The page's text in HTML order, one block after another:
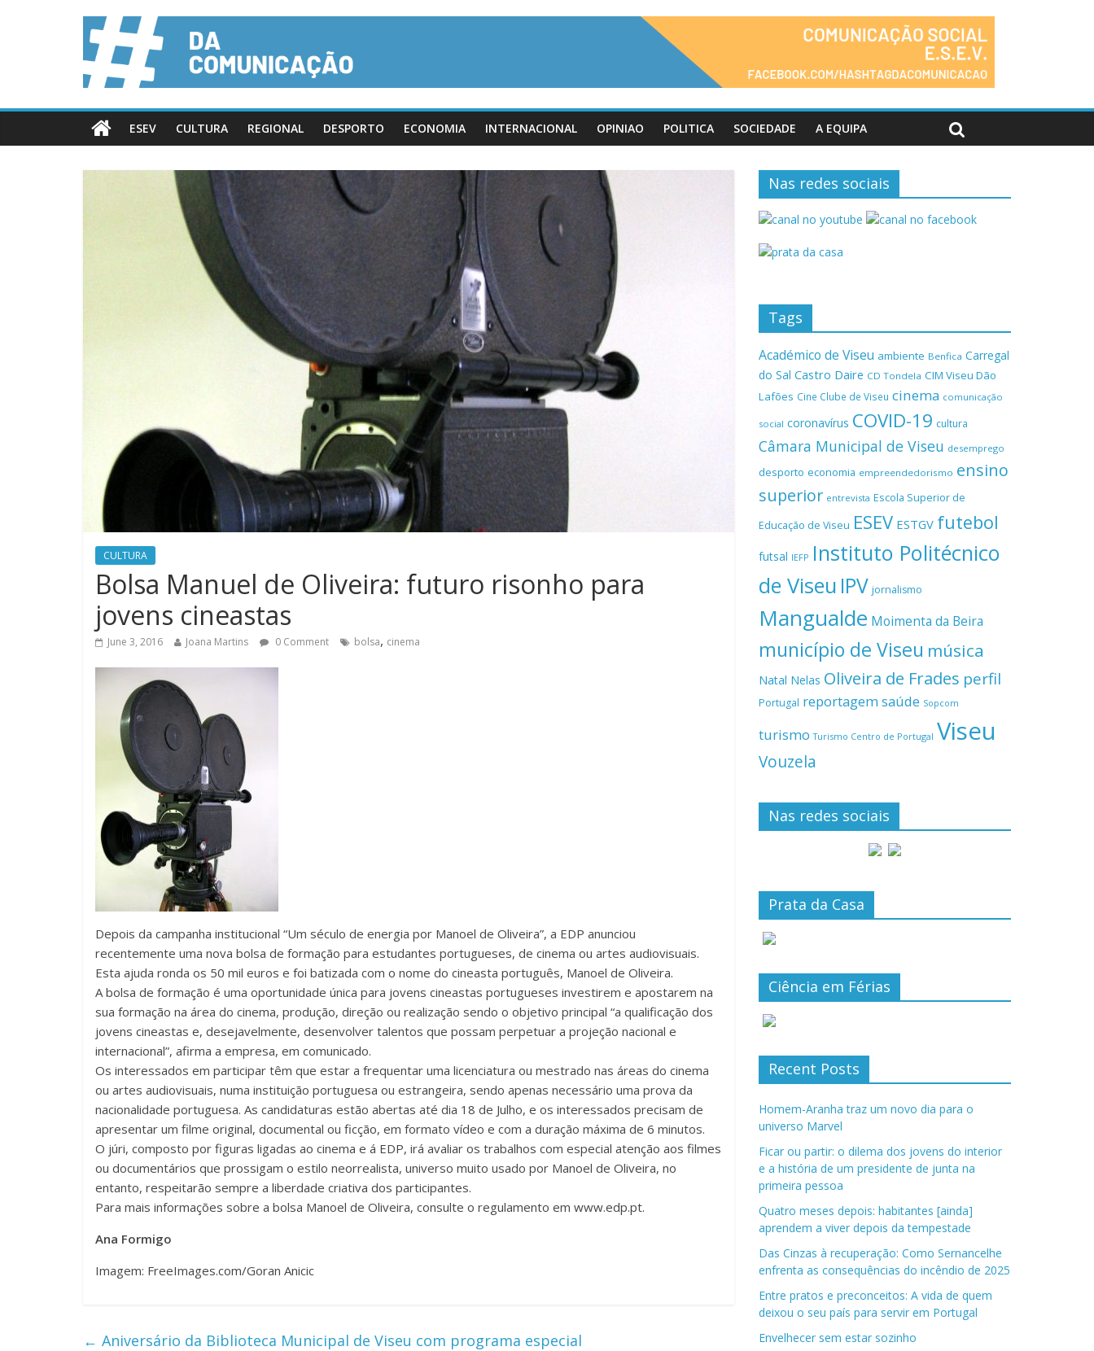
ESEV CULTURA REGIONAL DESPORTO ECONOMIA INTERNACIONAL OPINIAO POLITICA SOCIEDADE A EQUIPA
CULTURA
Bolsa Manuel de Oliveira: futuro risonho para
jovens cineastas
June 3, 2016 Joana Martins 0 Comment bolsa, cinema
Depois da campanha institucional “Um século de energia por Manoel de Oliveira”, a EDP anunciou
recentemente uma nova bolsa de formação para estudantes portugueses, de cinema ou artes audiovisuais.
Esta ajuda ronda os 50 mil euros e foi batizada com o nome do cineasta português, Manoel de Oliveira.
A bolsa de formação é uma oportunidade única para jovens cineastas portugueses investirem e apostarem na
sua formação na área do cinema, produção, direção ou realização sendo o objetivo principal “a qualificação dos
jovens cineastas e, desejavelmente, desenvolver talentos que possam perpetuar a projeção nacional e
internacional”, afirma a empresa, em comunicado.
Os interessados em participar têm que estar a frequentar uma licenciatura ou mestrado nas áreas do cinema
ou artes audiovisuais, numa instituição portuguesa ou estrangeira, sendo apenas necessário uma prova da
nacionalidade portuguesa. As candidaturas estão abertas até dia 18 de Julho, e os interessados precisam de
apresentar um filme original, documental ou ficção, em formato vídeo e com a duração máxima de 6 minutos.
O júri, composto por figuras ligadas ao cinema e á EDP, irá avaliar os trabalhos com especial atenção aos filmes
ou documentários que prossigam o estilo neorrealista, universo muito usado por Manoel de Oliveira, no
entanto, respeitarão sempre a liberdade criativa dos participantes.
Para mais informações sobre a bolsa Manoel de Oliveira, consulte o regulamento em www.edp.pt.
Ana Formigo
Imagem: FreeImages.com/Goran Anicic
← Aniversário da Biblioteca Municipal de Viseu com programa especial
Nas redes sociais
Tags
Académico de Viseu ambiente Benfica Carregal
do Sal Castro Daire CD Tondela CIM Viseu Dão
Lafões Cine Clube de Viseu cinema comunicação
social coronavírus COVID-19 cultura
Câmara Municipal de Viseu desemprego
desporto economia empreendedorismo ensino
superior entrevista Escola Superior de
Educação de Viseu ESEV ESTGV futebol
futsal IEFP Instituto Politécnico
de Viseu IPV jornalismo
Mangualde Moimenta da Beira
município de Viseu música
Natal Nelas Oliveira de Frades perfil
Portugal reportagemsaúde Sopcom
turismo Turismo Centro de Portugal Viseu
Vouzela
Nas redes sociais
Prata da Casa
Ciência em Férias
Recent Posts
Homem-Aranha traz um novo dia para o
universo Marvel
Ficar ou partir: o dilema dos jovens do interior
e a história de um presidente de junta na
primeira pessoa
Quatro meses depois: habitantes [ainda]
aprendem a viver depois da tempestade
Das Cinzas à recuperação: Como Sernancelhe
enfrenta as consequências do incêndio de 2025
Entre pratos e preconceitos: A vida de quem
deixou o seu país para servir em Portugal
Envelhecer sem estar sozinho